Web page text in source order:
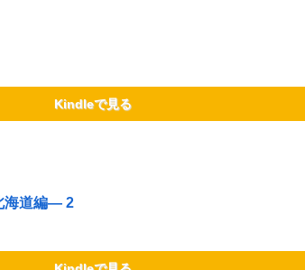
Kindleで見る
海道編― 2